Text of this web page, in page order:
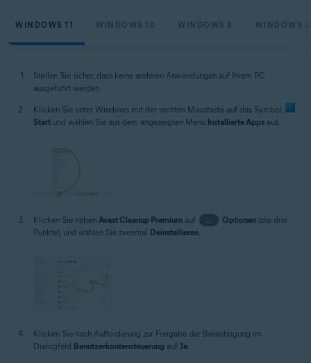
WINDOWS 11 WINDOWS 10 WINDOWS 8 WINDOWS 7
Stellen Sie sicher, dass keine anderen Anwendungen auf Ihrem PC
ausgeführt werden.
Klicken Sie unter Windows mit der rechten Maustaste auf das Symbol
Start und wählen Sie aus dem angezeigten Menü Installierte Apps aus.
Klicken Sie neben Avast Cleanup Premium auf … Optionen(die drei
Punkte), und wählen Sie zweimal Deinstallieren.
Klicken Sie nach Aufforderung zur Freigabe der Berechtigung im
Dialogfeld Benutzerkontensteuerung auf Ja.